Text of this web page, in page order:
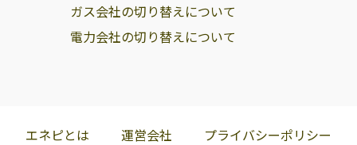
ガス会社の切り替えについて
電力会社の切り替えについて
エネピとは 運営会社
プライバシーポリシー